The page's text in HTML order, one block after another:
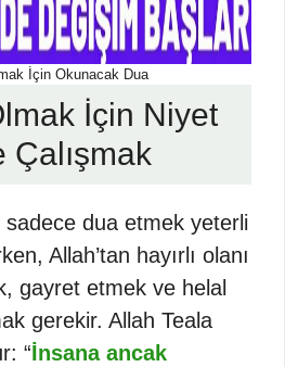
İçin Okunacak Dua
İçin Niyet
Çalışmak
dua etmek yeterli
Allah’tan hayırlı olanı
gayret etmek ve helal
gerekir. Allah Teala
“İnsana ancak